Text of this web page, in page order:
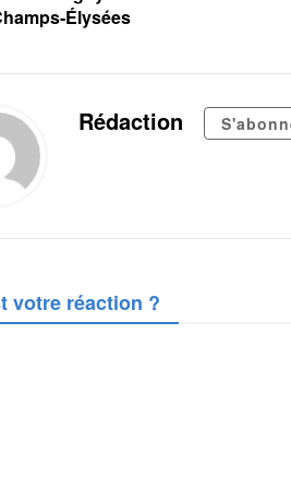
Élysées
Rédaction
votre réaction ?